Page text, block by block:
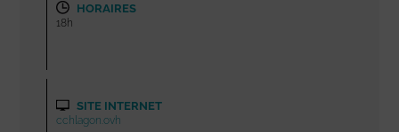
HORAIRES
18h
SITE INTERNET
cchlagon.ovh